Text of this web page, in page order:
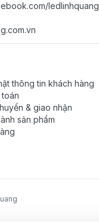
ledlinhquang
thông tin khách hàng
& giao nhận
sản phẩm